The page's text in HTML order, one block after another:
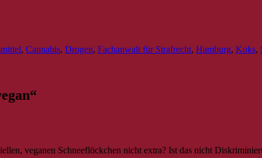
, Cannabis, Drogen, Fachanwalt für Strafrecht, Hamburg, Koks,
“
veganen Schneeflöckchen nicht extra? Ist das nicht